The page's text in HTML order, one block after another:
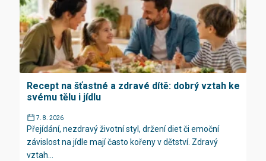
Recept na šťastné a zdravé dítě: dobrý vztah ke
svému tělu i jídlu
7. 8. 2026
Přejídání, nezdravý životní styl, držení diet či emoční
závislost na jídle mají často kořeny v dětství. Zdravý
vztah...